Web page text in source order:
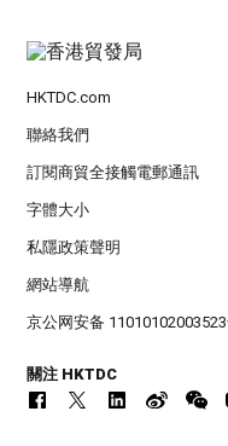
HKTDC.com
聯絡我們
訂閱商貿全接觸電郵通訊
字體大小
私隱政策聲明
網站導航
京公网安备
關注 HKTDC